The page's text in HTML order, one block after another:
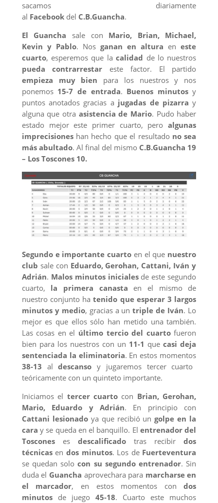
sacamos diariamente
al Facebookdel C.B.Guancha.
El Guancha sale con Mario, Brian, Michael,
Kevin y Pablo. Nosganan en altura eneste
cuarto, esperemos que lacalidad de lo nuestros
pueda contrarrestar este factor. El partido
empieza muy bien para los nuestros y nos
ponemos 15-7 de entrada. Buenos minutosy
puntos anotados gracias a jugadas de pizarra y
alguna que otra asistencia de Mario. Pudo haber
estado mejor este primer cuarto, peroalgunas
imprecisioneshan hecho que el resultado no sea
más abultado. Al final del mismo C.B.Guancha 19
– Los Toscones 10.
Segundo e importante cuarto en el que nuestro
club sale con Eduardo, Gerohan, Cattani, Iván y
Adrián. Malos minutos inicialesde este segundo
cuarto, la primera canasta en el mismo de
nuestro conjunto hatenido que esperar 3 largos
minutos y medio, gracias a untriple de Iván. Lo
mejor es que ellos sólo han metido una también.
Las cosas en el último tercio del cuartofueron
bien para los nuestros con un 11-1 quecasi deja
sentenciada la eliminatoria. En estos momentos
38-13 aldescanso y jugaremos tercer cuarto
teóricamente con un quinteto importante.
Iniciamos el tercer cuarto con Brian, Gerohan,
Mario, Eduardo y Adrián. En principio con
Cattani lesionadoya que recibió ungolpe en la
cara y se queda en el banquillo. El entrenador del
Tosconeses descalificadotras recibirdos
técnicasen dos minutos. Los de Fuerteventura
se quedan solocon su segundo entrenador. Sin
duda el Guancha aprovechara para marcharse en
el marcador, en estos momentos condos
minutosde juego 45-18. Cuarto este muchos